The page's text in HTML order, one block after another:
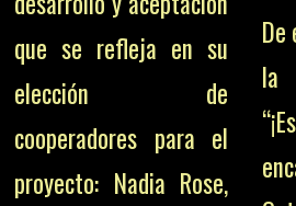
que se refleja en su
elección de
cooperadores para el
proyecto: Nadia Rose,
la